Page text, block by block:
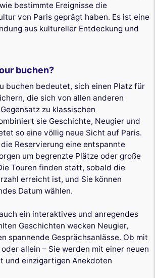
bestimmte Ereignisse die
von Paris geprägt haben. Es ist eine
aus kultureller Entdeckung und
buchen?
buchen bedeutet, sich einen Platz für
die sich von allen anderen
zu klassischen
sie Geschichte, Neugier und
so eine völlig neue Sicht auf Paris.
Reservierung eine entspannte
um begrenzte Plätze oder große
Touren finden statt, sobald die
erreicht ist, und Sie können
Datum wählen.
ein interaktives und anregendes
Geschichten wecken Neugier,
spannende Gesprächsanlässe. Ob mit
allein – Sie werden mit einer neuen
und einzigartigen Anekdoten